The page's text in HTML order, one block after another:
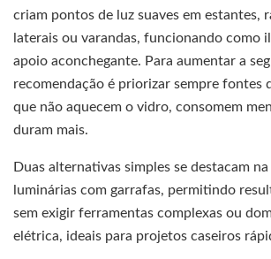
criam pontos de luz suaves em estantes,
laterais ou varandas, funcionando como
apoio aconchegante. Para aumentar a
recomendação é priorizar sempre fontes
que não aquecem o vidro, consomem
duram mais.
Duas alternativas simples se destacam
luminárias com garrafas, permitindo
sem exigir ferramentas complexas ou
elétrica, ideais para projetos caseiros